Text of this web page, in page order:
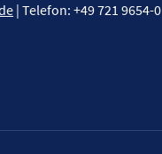
| Telefon: +49 721 9654-0